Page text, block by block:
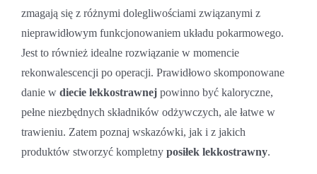
zmagają się z różnymi dolegliwościami związanymi z
nieprawidłowym funkcjonowaniem układu pokarmowego.
Jest to również idealne rozwiązanie w momencie
rekonwalescencji po operacji. Prawidłowo skomponowane
danie w diecie lekkostrawnejpowinno być kaloryczne,
pełne niezbędnych składników odżywczych, ale łatwe w
trawieniu. Zatem poznaj wskazówki, jak i z jakich
produktów stworzyć kompletny posiłek lekkostrawny.